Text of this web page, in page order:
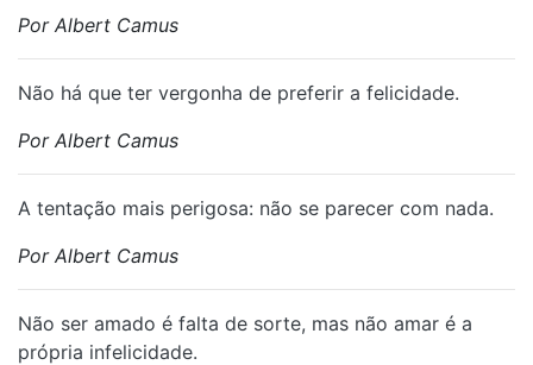
Por Albert Camus
Não há que ter vergonha de preferir a felicidade.
Por Albert Camus
A tentação mais perigosa: não se parecer com nada.
Por Albert Camus
Não ser amado é falta de sorte, mas não amar é a
própria infelicidade.